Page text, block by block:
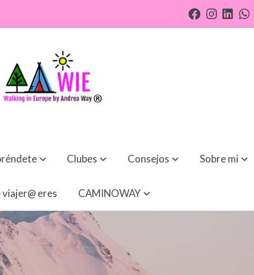
Clubes Consejos Sobre mi
eres CAMINOWAY